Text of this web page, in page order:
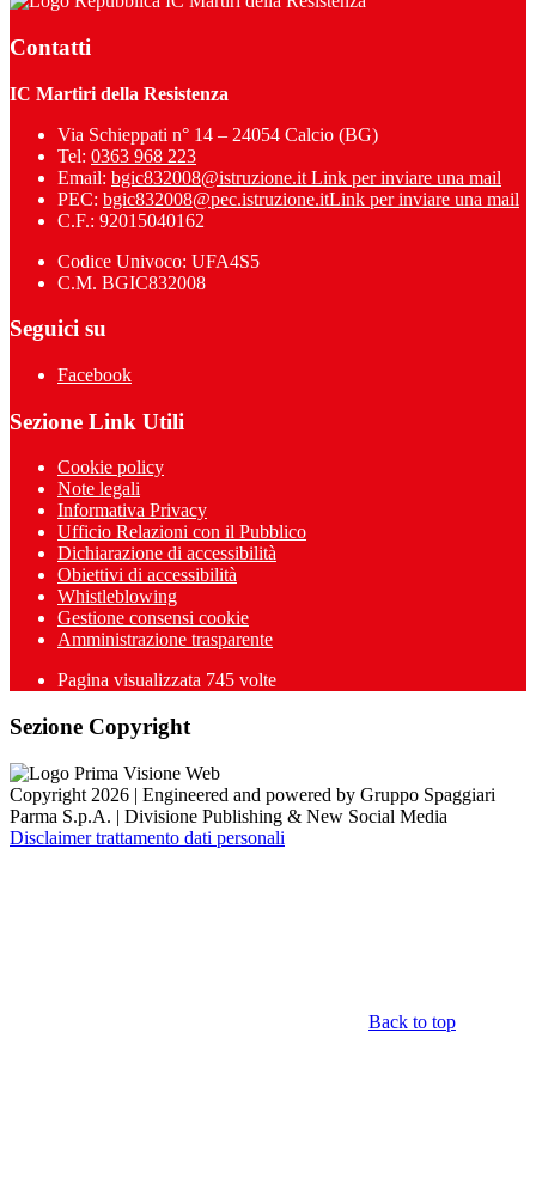
Contatti
IC Martiri della Resistenza
Via Schieppati n° 14 – 24054 Calcio (BG)
Tel: 0363 968 223
Email: bgic832008@istruzione.it Link per inviare una mail
PEC: bgic832008@pec.istruzione.itLink per inviare una mail
C.F.: 92015040162
Codice Univoco: UFA4S5
C.M. BGIC832008
Seguici su
Facebook
Sezione Link Utili
Cookie policy
Note legali
Informativa Privacy
Ufficio Relazioni con il Pubblico
Dichiarazione di accessibilità
Obiettivi di accessibilità
Whistleblowing
Gestione consensi cookie
Amministrazione trasparente
Pagina visualizzata 745 volte
Sezione Copyright
Copyright 2026 | Engineered and powered by Gruppo Spaggiari
Parma S.p.A. | Divisione Publishing & New Social Media
Disclaimer trattamento dati personali
Back to top